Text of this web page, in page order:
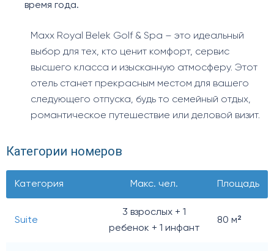
время года.
Maxx Royal Belek Golf & Spa – это идеальный
выбор для тех, кто ценит комфорт, сервис
высшего класса и изысканную атмосферу. Этот
отель станет прекрасным местом для вашего
следующего отпуска, будь то семейный отдых,
романтическое путешествие или деловой визит.
Категории номеров
Категория Макс. чел. Площадь
Suite
3 взрослых + 1
ребенок + 1 инфант
80 м²